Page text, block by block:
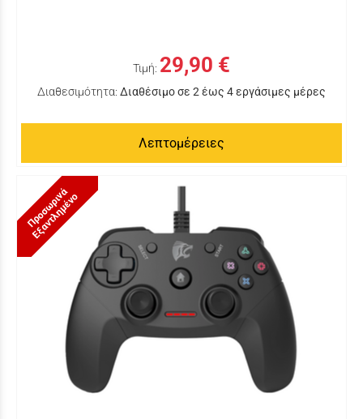
Τιμή: 29,90 €
Διαθεσιμότητα: Διαθέσιμο σε 2 έως 4 εργάσιμες μέρες
Λεπτομέρειες
Π
ρ
ο
σ
ω
ρ
ι
ν
ά
Ε
ξ
α
ν
τ
λ
η
μ
έ
ν
ο